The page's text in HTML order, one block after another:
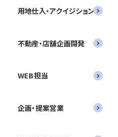
用地仕入・アクイジション
不動産・店舗企画開発
WEB担当
企画・提案営業